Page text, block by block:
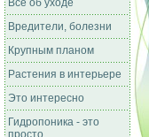
Все об уходе
Вредители, болезни
Крупным планом
Растения в интерьере
Это интересно
Гидропоника - это
просто